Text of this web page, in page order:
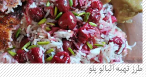
طرز تهیه آلبالو پلو